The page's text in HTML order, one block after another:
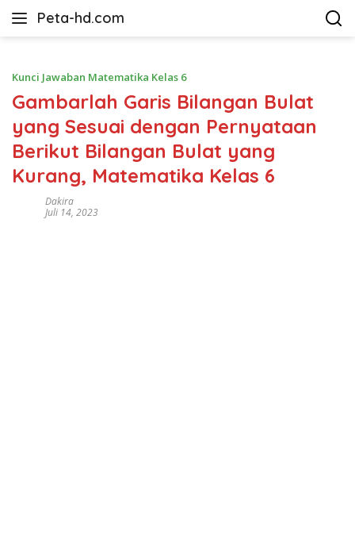
Peta-hd.com
Kumpulan
HD
Kunci Jawaban Matematika Kelas 6
Gambarlah Garis Bilangan Bulat
yang Sesuai dengan Pernyataan
Berikut Bilangan Bulat yang
Kurang, Matematika Kelas 6
Dakira
Juli 14, 2023